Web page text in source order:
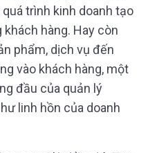
trình kinh doanh tạo
khách hàng. Hay còn
phẩm, dịch vụ đến
vào khách hàng, một
đầu của quản lý
linh hồn của doanh